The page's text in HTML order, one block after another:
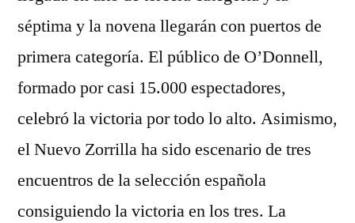
séptima y la novena llegarán con puertos de
primera categoría. El público de O’Donnell,
formado por casi 15.000 espectadores,
celebró la victoria por todo lo alto. Asimismo,
el Nuevo Zorrilla ha sido escenario de tres
encuentros de la selección española
consiguiendo la victoria en los tres. La